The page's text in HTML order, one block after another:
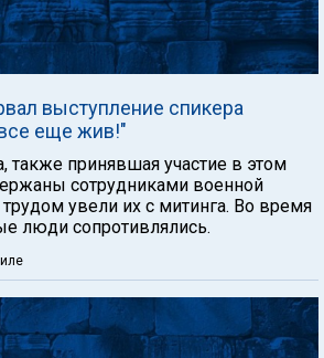
выступление спикера
еще жив!"
также принявшая участие в этом
сотрудниками военной
увели их с митинга. Во время
люди сопротивлялись.